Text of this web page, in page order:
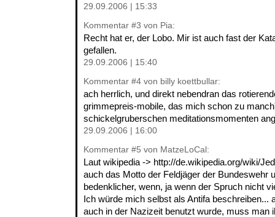
29.09.2006 | 15:33
Kommentar #3 von Pia:
Recht hat er, der Lobo. Mir ist auch fast der
gefallen.
29.09.2006 | 15:40
Kommentar #4 von billy koettbullar:
ach herrlich, und direkt nebendran das
grimmepreis-mobile, das mich schon zu
schickelgruberschen meditationsmomenten
29.09.2006 | 16:00
Kommentar #5 von MatzeLoCal:
Laut wikipedia -> http://de.wikipedia.org/wiki/
auch das Motto der Feldjäger der Bundeswehr
bedenklicher, wenn, ja wenn der Spruch nicht
Ich würde mich selbst als Antifa beschreiben...
auch in der Nazizeit benutzt wurde, muss man